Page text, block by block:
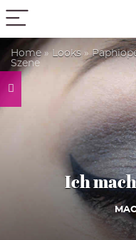
Home» Looks »
Szene
Ich